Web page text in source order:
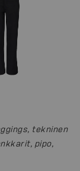
tekninen
pipo,